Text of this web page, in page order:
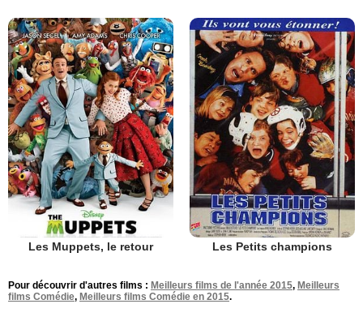
Les Muppets, le retour Les Petits champions
Pour découvrir d'autres films : Meilleurs films de l'année 2015, Meilleurs
films Comédie, Meilleurs films Comédie en 2015.